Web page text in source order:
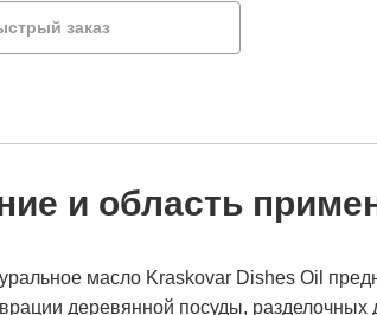
заказ
и область
масло Kraskovar Dishes Oil
деревянной посуды, разделочных